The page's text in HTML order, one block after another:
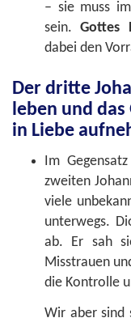
– sie muss
sein.Gottes
dabei den
Der dritte
leben und
in Liebe
Im
zweiten
viele
unterwegs.
ab. Er sah
Misstrauen
die Kontrolle
Wir aber sind